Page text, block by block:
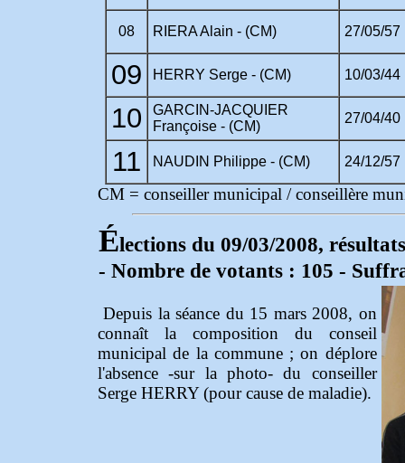
08 RIERA Alain - (CM) 27/05/57
09 HERRY Serge - (CM) 10/03/44
10
GARCIN-JACQUIER
Françoise - (CM)
27/04/40
11 NAUDIN Philippe - (CM) 24/12/57
CM = conseiller municipal / conseillère
Élections du 09/03/2008,
- Nombre de votants : 105 -
Depuis la séance du 15 mars 2008, on
connaît la composition du conseil
municipal de la commune ; on déplore
l'absence -sur la photo- du conseiller
Serge HERRY (pour cause de maladie).